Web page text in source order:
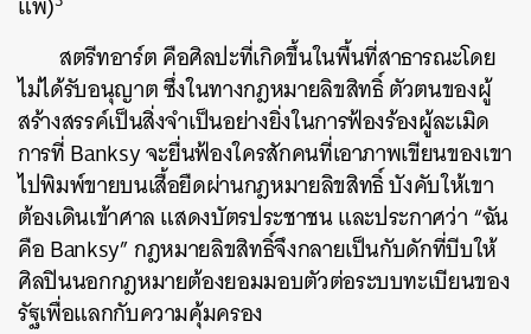
สตรีทอาร์ต คือศิลปะที่เกิดขึ้นในพื้นที่สาธารณะโดย
ไม่ได้รับอนุญาต ซึ่งในทางกฎหมายลิขสิทธิ์ ตัวตนของผู้
สร้างสรรค์เป็นสิ่งจำเป็นอย่างยิ่งในการฟ้องร้องผู้ละเมิด
การที่ Banksy จะยื่นฟ้องใครสักคนที่เอาภาพเขียนของเขา
ไปพิมพ์ขายบนเสื้อยืดผ่านกฎหมายลิขสิทธิ์ บังคับให้เขา
ต้องเดินเข้าศาล แสดงบัตรประชาชน และประกาศว่า “ฉัน
คือ Banksy” กฎหมายลิขสิทธิ์จึงกลายเป็นกับดักที่บีบให้
ศิลปินนอกกฎหมายต้องยอมมอบตัวต่อระบบทะเบียนของ
รัฐเพื่อแลกกับความคุ้มครอง